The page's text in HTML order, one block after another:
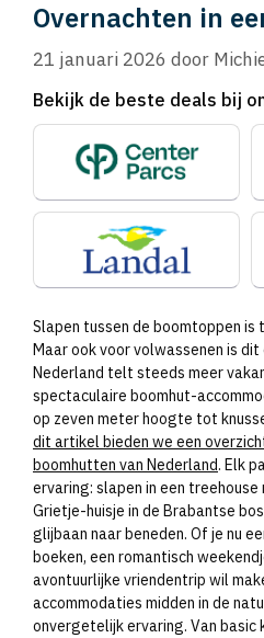
Overnachten in
21 januari 2026 door
Bekijk de beste deals bij
Slapen tussen de boomtoppen is
Maar ook voor volwassenen is dit
Nederland telt steeds meer
spectaculaire boomhut-
op zeven meter hoogte tot
dit artikel bieden we een
boomhutten van Nederland. Elk
ervaring: slapen in een treehouse
Grietje-huisje in de Brabantse
glijbaan naar beneden. Of je nu
boeken, een romantisch
avontuurlijke vriendentrip wil
accommodaties midden in de
onvergetelijk ervaring. Van